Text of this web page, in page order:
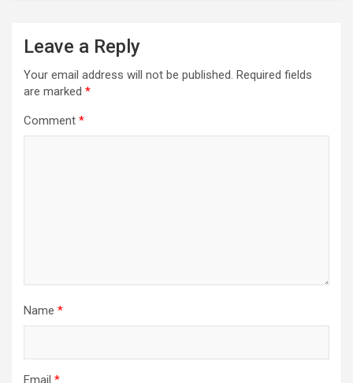
Leave a Reply
Your email address will not be published. Required fields
are marked *
Comment *
Name *
Email *